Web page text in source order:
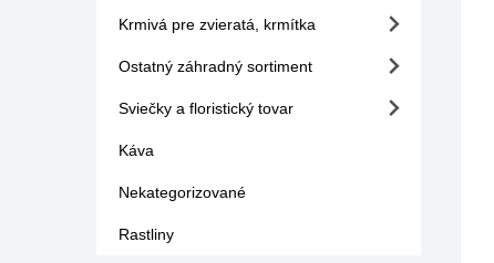
Krmivá pre zvieratá, krmítka
Ostatný záhradný sortiment
Sviečky a floristický tovar
Káva
Nekategorizované
Rastliny